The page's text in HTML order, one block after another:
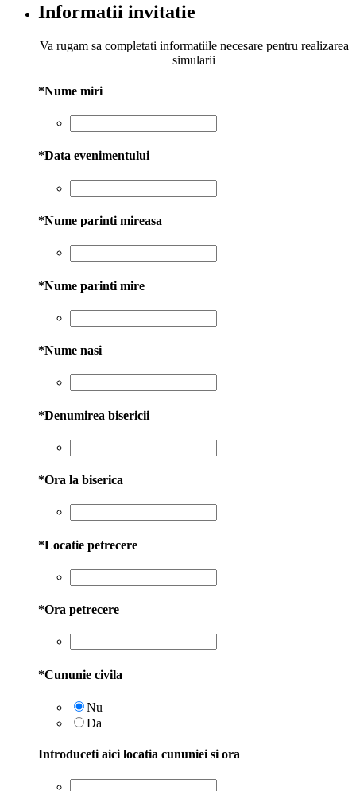
Informatii invitatie
Va rugam sa completati informatiile necesare pentru realizarea
simularii
*Nume miri
*Data evenimentului
*Nume parinti mireasa
*Nume parinti mire
*Nume nasi
*Denumirea bisericii
*Ora la biserica
*Locatie petrecere
*Ora petrecere
*Cununie civila
Nu
Da
Introduceti aici locatia cununiei si ora